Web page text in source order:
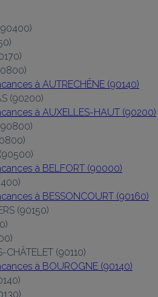
à AUTRECHÊNE (90140)
(90200)
à AUXELLES-HAUT (90200)
à BELFORT (90000)
à BESSONCOURT (90160)
(90150)
CHÂTELET (90110)
à BOUROGNE (90140)